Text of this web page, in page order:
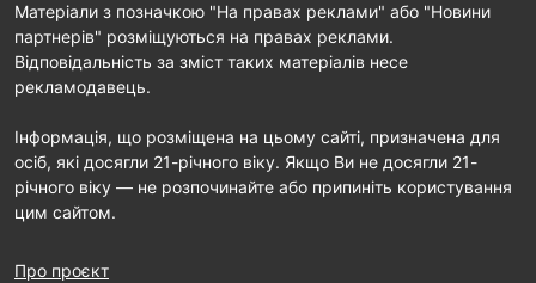
Матеріали з позначкою "На правах реклами" або "Новини
партнерів" розміщуються на правах реклами.
Відповідальність за зміст таких матеріалів несе
рекламодавець.
Інформація, що розміщена на цьому сайті, призначена для
осіб, які досягли 21-річного віку. Якщо Ви не досягли 21-
річного віку — не розпочинайте або припиніть користування
цим сайтом.
Про проєкт